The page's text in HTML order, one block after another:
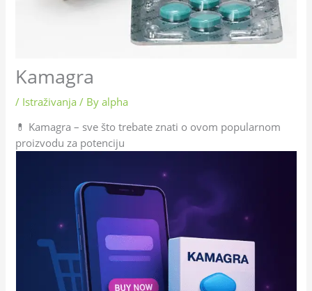
Kamagra
/ Istraživanja / Byalpha
💊 Kamagra – sve što trebate znati o ovom popularnom
proizvodu za potenciju